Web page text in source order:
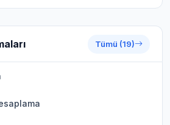
Tümü (19)